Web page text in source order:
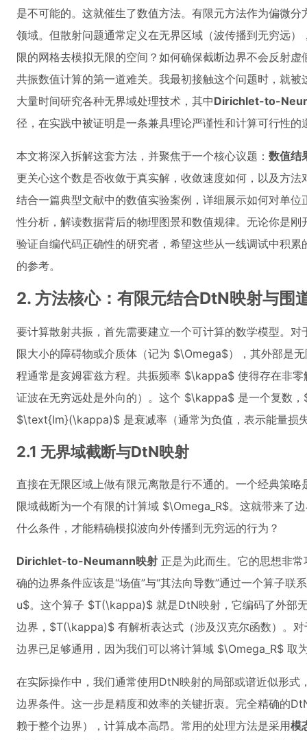
是不可能的。这就催生了数值方法。有限元方法作为偏微
领域。但散射问题通常定义在无界区域（波传播到无穷远
限的网格去模拟无限的空间？如何确保截断边界不会反射
共振数值计算的第一道难关。我最初接触这个问题时，就被
大量时间研究各种无界域处理技术，其中Dirichlet-to-
径，在实践中被证明是一条兼具理论严谨性和计算可行性的
本文将深入拆解这套方法，并聚焦于一个核心议题： 数值结
更关心这个数是否收敛于真实解，收敛速度如何，以及方
结合一篇典型文献中的数值实验案例，详细展示如何对单
性分析，解读数据背后的物理图景和数值规律。无论你是
验证自编代码正确性的研究者，希望这些从一线调试中积累
的参考。
2. 方法核心：有限元结合DtN映射与围
要计算散射共振，首先需要建立一个可计算的数学模型。
限大小的障碍物或介质体（记为 $\Omega$），其外部是
程通常是亥姆霍兹方程。共振频率 $\kappa$ 使得存在非
证波在无穷远处是外向的）。这个 $\kappa$ 是一个复数
$\text{Im}(\kappa)$ 是衰减率（通常为负值，表示能量损
2.1 无界域截断与DtN映射
直接在无限区域上做有限元离散是行不通的。一个经典策
限域截断为一个有限的计算域 $\Omega_R$。这就带来了
什么条件，才能精确模拟波向外传播到无穷远的行为？
Dirichlet-to-Neumann映射 正是为此而生。它的思想非
确的边界条件应该是“场值”与“其法向导数”通过一个算子
u$。这个算子 $T(\kappa)$ 就是DtN映射，它编码了外部
边界，$T(\kappa)$ 有解析表达式（涉及汉克尔函数）。
边界已足够通用，因为我们可以将计算域 $\Omega_R$ 取
在实际操作中，我们通常使用DtN映射的局部或谱近似形式
边界条件。这一步是精度和效率的关键折衷。完全精确的
赖于整个边界），计算成本高昂。常用的处理方法是采用模